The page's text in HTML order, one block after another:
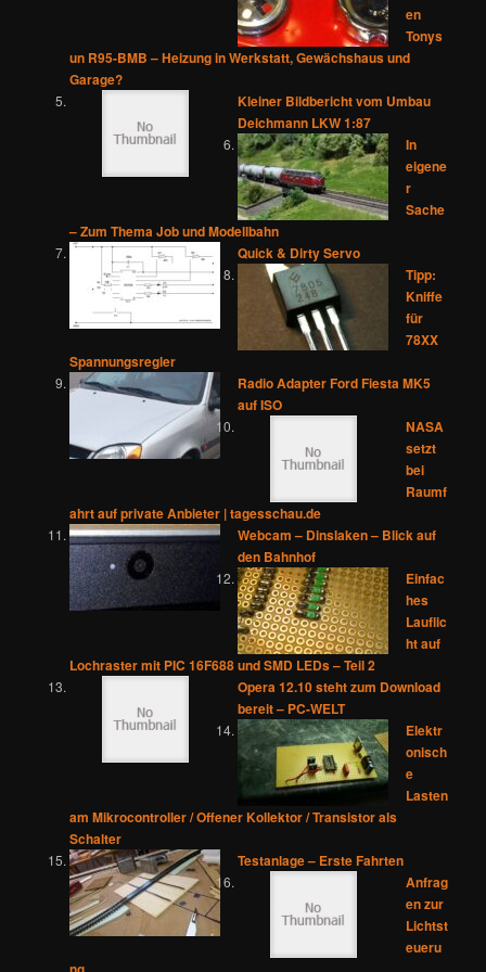
en
Tonys
un R95-BMB – Heizung in Werkstatt, Gewächshaus und
Garage?
Kleiner Bildbericht vom Umbau
Deichmann LKW 1:87
In
eigene
r
Sache
– Zum Thema Job und Modellbahn
Quick & Dirty Servo
Tipp:
Kniffe
für
78XX
Spannungsregler
Radio Adapter Ford Fiesta MK5
auf ISO
NASA
setzt
bei
Raumf
ahrt auf private Anbieter | tagesschau.de
Webcam – Dinslaken – Blick auf
den Bahnhof
Einfac
hes
Lauflic
ht auf
Lochraster mit PIC 16F688 und SMD LEDs – Teil 2
Opera 12.10 steht zum Download
bereit – PC-WELT
Elektr
onisch
e
Lasten
am Mikrocontroller / Offener Kollektor / Transistor als
Schalter
Testanlage – Erste Fahrten
Anfrag
en zur
Lichtst
eueru